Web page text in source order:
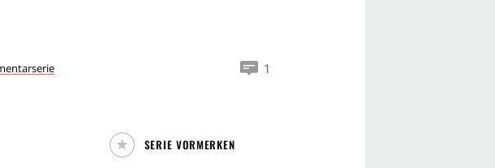
1
SERIE VORMERKEN